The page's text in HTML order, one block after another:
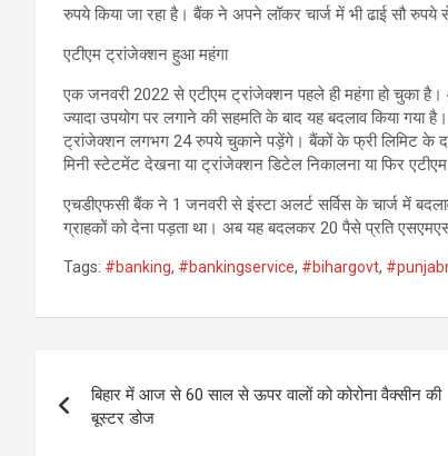
रुपये किया जा रहा है। बैंक ने अपने लॉकर चार्ज में भी ढाई सौ
एटीएम ट्रांजेक्शन हुआ महंगा
एक जनवरी 2022 से एटीएम ट्रांजेक्शन पहले ही महंगा हो
ज्यादा उपयोग पर लगाने की सहमति के बाद यह बदलाव किया गया
ट्रांजेक्शन लगभग 24 रुपये चुकाने पड़ेंगे। बैंकों के फ्री लिमिट के
मिनी स्टेटमेंट देखना या ट्रांजेक्शन डिटेल निकालना या फिर
एचडीएफसी बैंक ने 1 जनवरी से इंस्टा अलर्ट सर्विस के चार्ज में
ग्राहकों को देना पड़ता था। अब यह बदलकर 20 पैसे प्रति
Tags: #banking, #bankingservice, #bihargovt,
navigation
बिहार में आज से 60 साल से ऊपर वालों को कोरोना वैक्सीन की
बूस्टर डोज